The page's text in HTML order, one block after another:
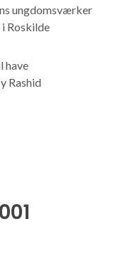
ungdomsværker
Roskilde
have
Rashid